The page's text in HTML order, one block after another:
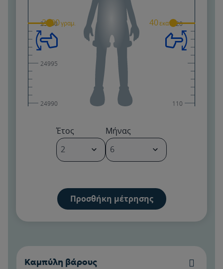
24970
24975
24985
24990
24995
25000
2000γραμ.
110
120
40εκατ.
Έτος Μήνας
Καμπύλη βάρους